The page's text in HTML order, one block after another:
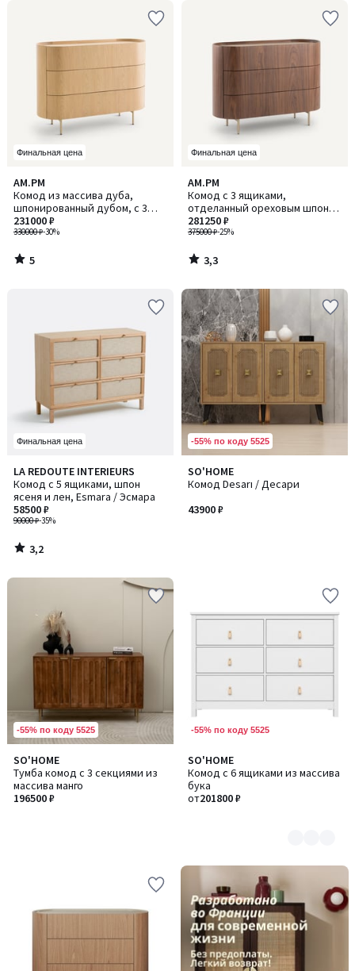
Финальная цена
AM.PM
Комод из массива дуба,
шпонированный дубом, с 3
ящиками, Aslen / Аслен
330000 ₽-30%
231000 ₽
5
/
5
5
/
Финальная цена
AM.PM
Комод с 3 ящиками,
отделанный ореховым шпоном
и кожей, Aslen / Аслен
375000 ₽-25%
281250 ₽
3,3
/ 5
3,3
/
Финальная цена
LA REDOUTE INTERIEURS
Комод с 5 ящиками, шпон
ясеня и лен, Esmara / Эсмара
90000 ₽-35%
58500 ₽
3,2
/ 5
3,2
/
-55% по коду 5525
SO'HOME
Комод Desarı / Десари
43900 ₽
-55% по коду 5525
SO'HOME
Тумба комод с 3 секциями из
массива манго
196500 ₽
-55% по коду 5525
SO'HOME
Комод с 6 ящиками из массива
бука
от201800 ₽
Количество
цветов:
2